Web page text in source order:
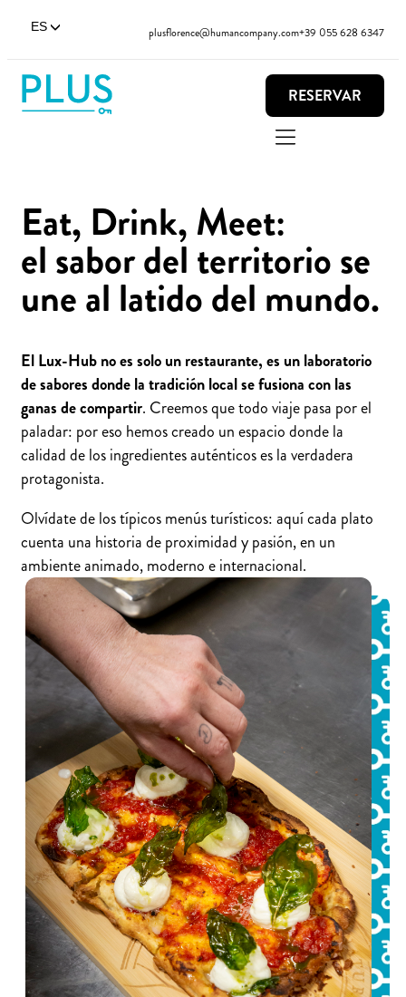
ES plusflorence@humancompany.com+39 055 628 6347
RESERVAR
Eat, Drink, Meet:
el sabor del territorio se
une al latido del mundo.
El Lux-Hub no es solo un restaurante, es un laboratorio
de sabores donde la tradición local se fusiona con las
ganas de compartir. Creemos que todo viaje pasa por el
paladar: por eso hemos creado un espacio donde la
calidad de los ingredientes auténticos es la verdadera
protagonista.
Olvídate de los típicos menús turísticos: aquí cada plato
cuenta una historia de proximidad y pasión, en un
ambiente animado, moderno e internacional.